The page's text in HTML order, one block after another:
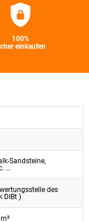
100%
einkaufen
Sandsteine,
…
des
DIBt )